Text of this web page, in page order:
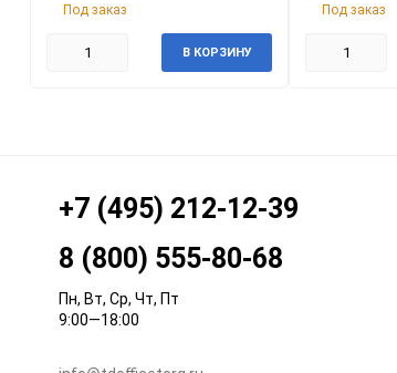
Под заказ
В КОРЗИНУ
Под заказ
+7 (495) 212-12-39
8 (800) 555-80-68
Пн, Вт, Ср, Чт, Пт
9:00—18:00